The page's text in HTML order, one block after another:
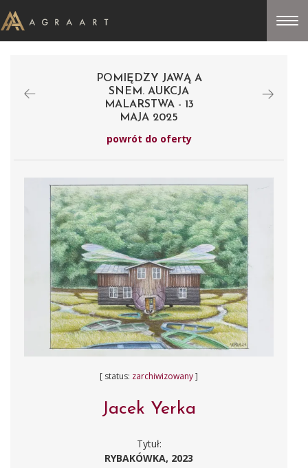
POMIĘDZY JAWĄ A
SNEM. AUKCJA
MALARSTWA - 13
MAJA 2025
powrót do oferty
[ status: zarchiwizowany]
Jacek Yerka
Tytuł:
RYBAKÓWKA, 2023